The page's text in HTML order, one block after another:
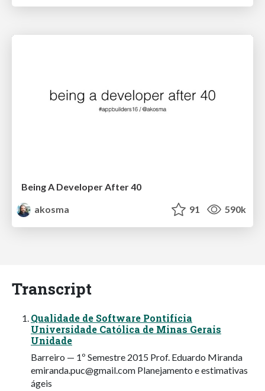
Being A Developer After 40
akosma
91 590k
Transcript
Qualidade de Software Pontifícia
Universidade Católica de Minas Gerais
Unidade
Barreiro — 1º Semestre 2015 Prof. Eduardo Miranda
emiranda.puc@gmail.com Planejamento e estimativas
ágeis